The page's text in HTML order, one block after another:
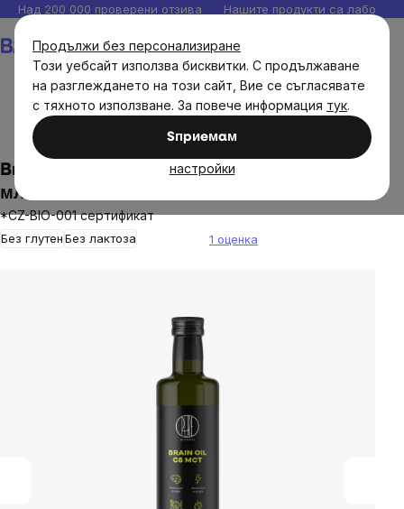
Продължи без персонализиране
Този уебсайт използва бисквитки. С продължаване
на разглеждането на този сайт, Вие се съгласявате
с тяхното използване. За повече информация тук.
Sпpиeмaм
настройки
Прескочи
към
съдържанието
Над 200 000 проверени отзива Нашите продукти са
Хранителни продукти Масла и мазнини
BrainMax Pure® Brain MCT Oil C8 BIO, 500
мл
*CZ-BIO-001 сертификат
Без глутенБез лактоза
stars.
1 оценка